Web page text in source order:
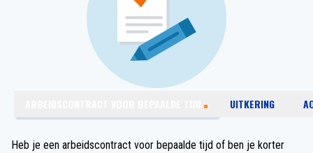
UITKERING
Heb je een arbeidscontract voor bepaalde tijd of ben je korter